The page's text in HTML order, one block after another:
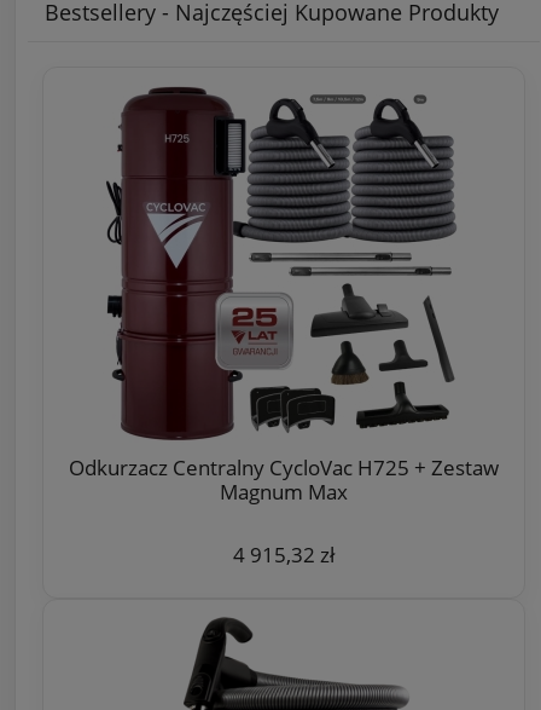
Bestsellery - Najczęściej Kupowane Produkty
Odkurzacz Centralny CycloVac H725 + Zestaw
Magnum Max
4 915,32 zł